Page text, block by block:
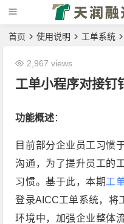
首页 使用说明 工单系统
工单小程序对接钉
2,967 views
功能概述：
目前部分企业员工习惯
沟通，为了提升员工的
习惯。基于此，本期工
登录AICC工单系统，将
环境中，加强企业整体